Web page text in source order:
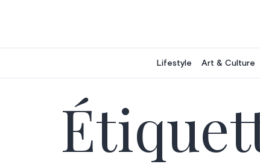
Lifestyle Art & Culture